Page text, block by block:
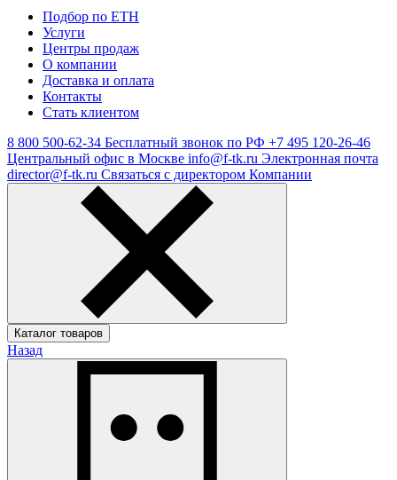
Подбор по ЕТН
Услуги
Центры продаж
О компании
Доставка и оплата
Контакты
Стать клиентом
8 800 500-62-34 Бесплатный звонок по РФ +7 495 120-26-46
Центральный офис в Москве info@f-tk.ru Электронная почта
director@f-tk.ru Связаться с директором Компании
Каталог товаров
Назад